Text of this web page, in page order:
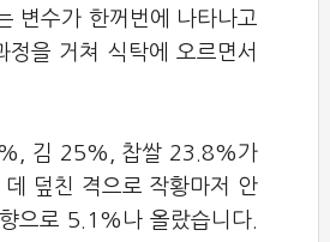
변수가 한꺼번에 나타나고
을 거쳐 식탁에 오르면서
김 25%, 찹쌀 23.8%가
덮친 격으로 작황마저 안
으로 5.1%나 올랐습니다.